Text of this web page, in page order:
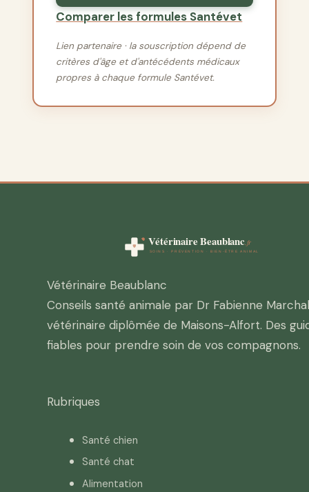
Comparer les formules Santévet
Lien partenaire · la souscription dépend de
critères d'âge et d'antécédents médicaux
propres à chaque formule Santévet.
Vétérinaire Beaublanc
Conseils santé animale par Dr Fabienne
vétérinaire diplômée de Maisons-Alfort. Des
fiables pour prendre soin de vos compagnons.
Rubriques
Santé chien
Santé chat
Alimentation